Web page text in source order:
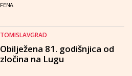
FENA
TOMISLAVGRAD
Obilježena 81. godišnjica od
zločina na Lugu